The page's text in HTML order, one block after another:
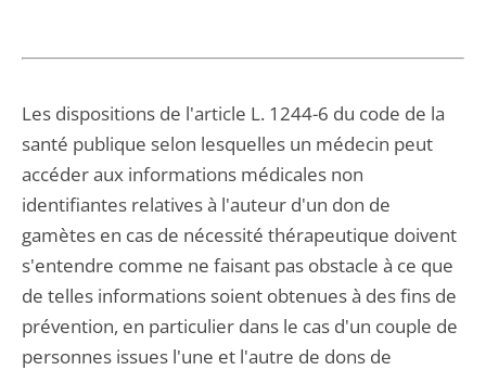
Les dispositions de l'article L. 1244-6 du code de la
santé publique selon lesquelles un médecin peut
accéder aux informations médicales non
identifiantes relatives à l'auteur d'un don de
gamètes en cas de nécessité thérapeutique doivent
s'entendre comme ne faisant pas obstacle à ce que
de telles informations soient obtenues à des fins de
prévention, en particulier dans le cas d'un couple de
personnes issues l'une et l'autre de dons de